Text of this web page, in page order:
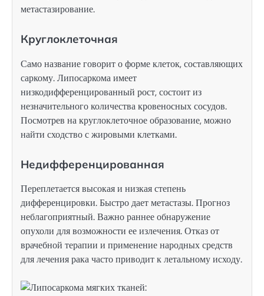
метастазирование.
Круглоклеточная
Само название говорит о форме клеток, составляющих
саркому. Липосаркома имеет
низкодифференцированный рост, состоит из
незначительного количества кровеносных сосудов.
Посмотрев на круглоклеточное образование, можно
найти сходство с жировыми клетками.
Недифференцированная
Переплетается высокая и низкая степень
дифференцировки. Быстро дает метастазы. Прогноз
неблагоприятный. Важно раннее обнаружение
опухоли для возможности ее излечения. Отказ от
врачебной терапии и применение народных средств
для лечения рака часто приводит к летальному исходу.